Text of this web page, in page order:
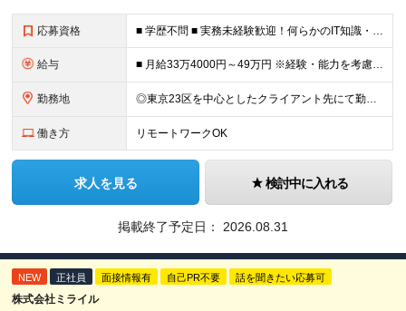
応募資格 ■ 学歴不問 ■ 実務未経験歓迎！何らかのIT知識・学習経験をお持ちの方 （独学、ITスクール卒業生、少しだけ実務経験がある等、経験の浅い方も大歓迎です！） ＼こんな方にピッタリの環境です／ ◎面接
給与 ■ 月給33万4000円～49万円 ※経験・能力を考慮して優遇します。 ※上記には固定残業代（月30時間分・6万3500円～9万3100円）を含みます。超過分は全額支給。 ※待機期間中全額給与を保証
勤務地 ◎東京23区を中心としたクライアント先にて勤務いただきます（転居を伴う転勤なし） ◎在宅勤務も活用できます ■ 本社 東京都江戸川区南葛西3-5-3-402 (変更の範囲)上記を除く当社関連勤務地
働き方 リモートワークOK
求人を見る 検討中に入れる
掲載終了予定日： 2026.08.31
NEW 正社員 面接情報有 自己PR不要 話を聞きたい応募可
株式会社ミライル